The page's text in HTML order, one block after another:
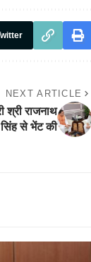
NEXT ARTICLE
श्री राजनाथ
सिंह से भेंट की